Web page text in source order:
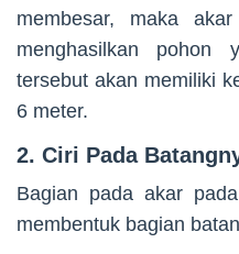
membesar, maka
menghasilkan pohon
tersebut akan memiliki
6 meter.
2. Ciri Pada
Bagian pada akar
membentuk bagian